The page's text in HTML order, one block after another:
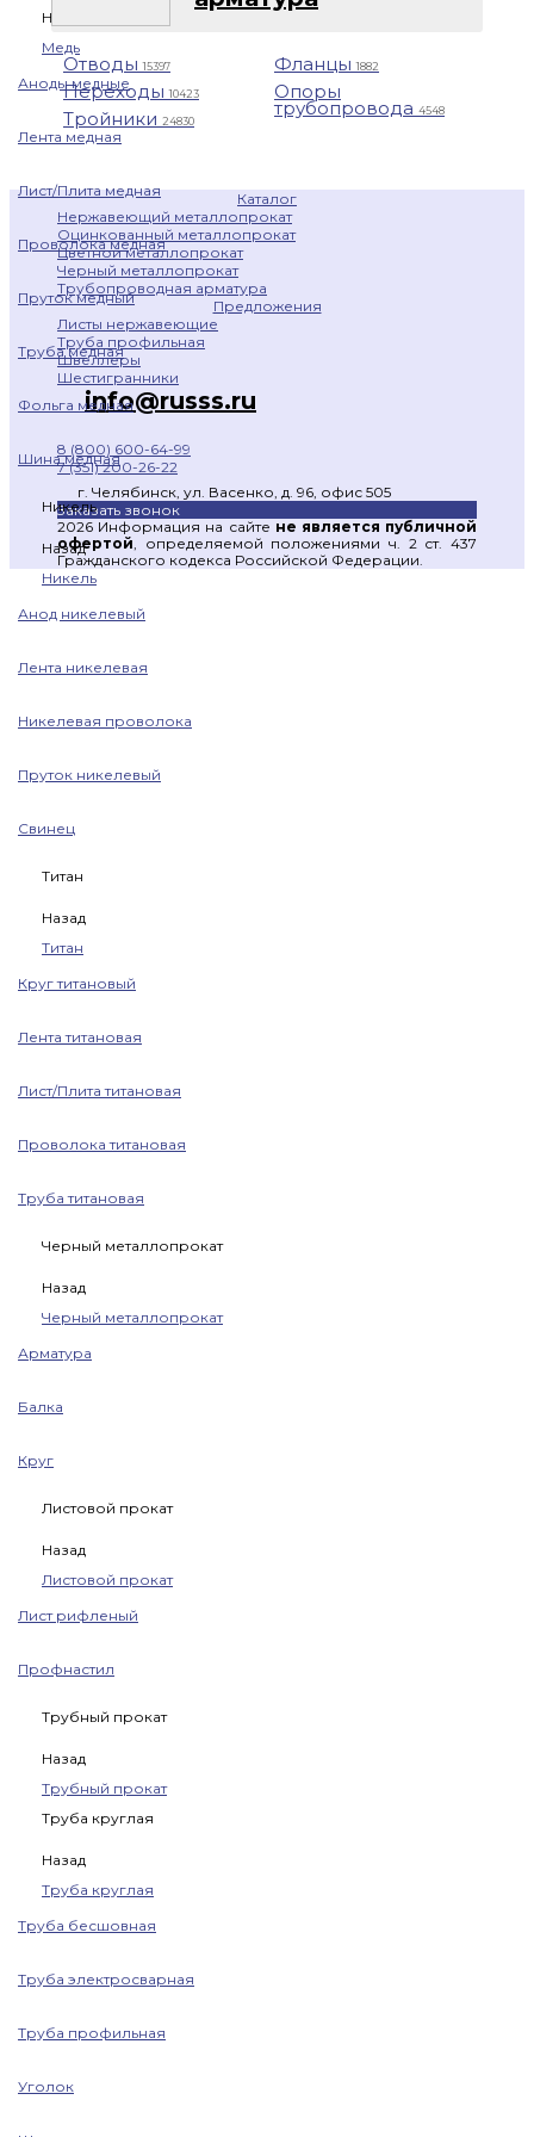
Назад
Медь
Аноды медные
Лента медная
Лист/Плита медная
Проволока медная
Пруток медный
Труба медная
Фольга медная
Шина медная
Никель
Назад
Никель
Анод никелевый
Лента никелевая
Никелевая проволока
Пруток никелевый
Свинец
Титан
Назад
Титан
Круг титановый
Лента титановая
Лист/Плита титановая
Проволока титановая
Труба титановая
Черный металлопрокат
Назад
Черный металлопрокат
Арматура
Балка
Круг
Листовой прокат
Назад
Листовой прокат
Лист рифленый
Профнастил
Трубный прокат
Назад
Трубный прокат
Труба круглая
Назад
Труба круглая
Труба бесшовная
Труба электросварная
Труба профильная
Уголок
Отводы15397
Переходы10423
Тройники 24830
Фланцы1882
Опоры
трубопровода 4548
Каталог
Нержавеющий металлопрокат
Оцинкованный металлопрокат
Цветной металлопрокат
Черный металлопрокат
Трубопроводная арматура
Предложения
Листы нержавеющие
Труба профильная
Швеллеры
Шестигранники
info@russs.ru
8 (800) 600-64-99
7 (351) 200-26-22
г. Челябинск, ул. Васенко, д. 96, офис 505
Заказать звонок
2026 Информация на сайте не является публичной
офертой , определяемой положениями ч. 2 ст. 437
Гражданского кодекса Российской Федерации.